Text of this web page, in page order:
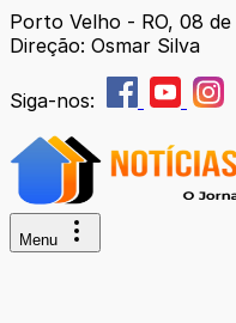
Porto Velho - RO, 08
Direção: Osmar Silva
Siga-nos:
Menu